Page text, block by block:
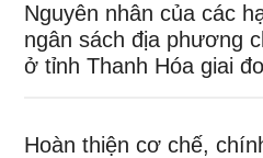
Nguyên nhân của các
ngân sách địa phương
ở tỉnh Thanh Hóa giai
Hoàn thiện cơ chế,